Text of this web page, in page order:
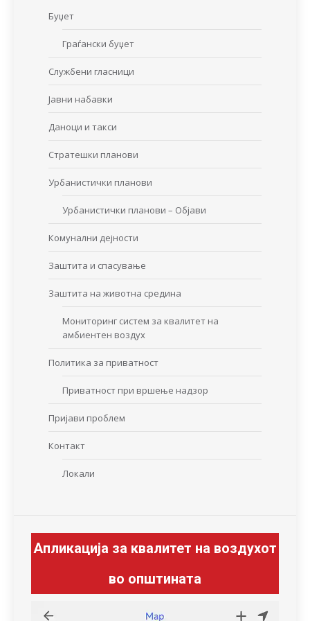
Буџет
Граѓански буџет
Службени гласници
Јавни набавки
Даноци и такси
Стратешки планови
Урбанистички планови
Урбанистички планови – Објави
Комунални дејности
Заштита и спасување
Заштита на животна средина
Мониторинг систем за квалитет на
амбиентен воздух
Политика за приватност
Приватност при вршење надзор
Пријави проблем
Контакт
Локали
Апликација за квалитет на воздухот
во општината